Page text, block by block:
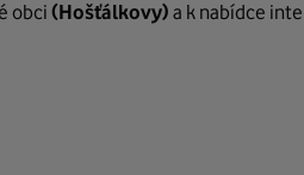
obci(Hošťálkovy) a k nabídce